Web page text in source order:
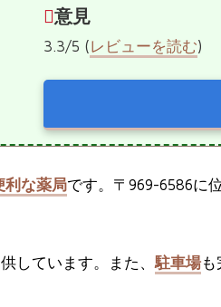
意見
3.3/5 (レビューを読む)
利な薬局です。〒969-6586に位
しています。また、 駐車場